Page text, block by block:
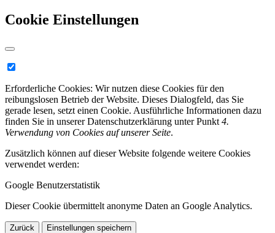
Cookie Einstellungen
Erforderliche Cookies: Wir nutzen diese Cookies für den
reibungslosen Betrieb der Website. Dieses Dialogfeld, das Sie
gerade lesen, setzt einen Cookie. Ausführliche Informationen dazu
finden Sie in unserer Datenschutzerklärung unter Punkt 4.
Verwendung von Cookies auf unserer Seite.
Zusätzlich können auf dieser Website folgende weitere Cookies
verwendet werden:
Google Benutzerstatistik
Dieser Cookie übermittelt anonyme Daten an Google Analytics.
Zurück Einstellungen speichern